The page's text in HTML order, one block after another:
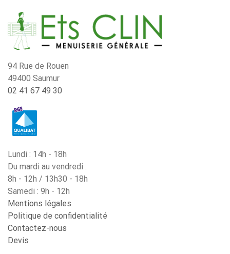
94 Rue de Rouen
49400 Saumur
02 41 67 49 30
Lundi : 14h - 18h
Du mardi au vendredi :
8h - 12h / 13h30 - 18h
Samedi : 9h - 12h
Mentions légales
Politique de confidentialité
Contactez-nous
Devis